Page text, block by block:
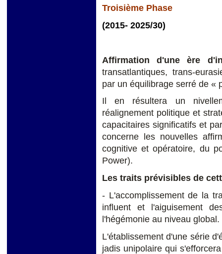
Troisième Phase
(2015- 2025/30)
Affirmation d'une ère
transatlantiques, trans-
par un équilibrage serré de «
Il en résultera un
réalignement politique et
capacitaires significatifs et
concerne les nouvelles
cognitive et opératoire, du
Power).
Les traits prévisibles de
- L'accomplissement de la
influent et l'aiguisement
l'hégémonie au niveau global.
L'établissement d'une série
jadis unipolaire qui